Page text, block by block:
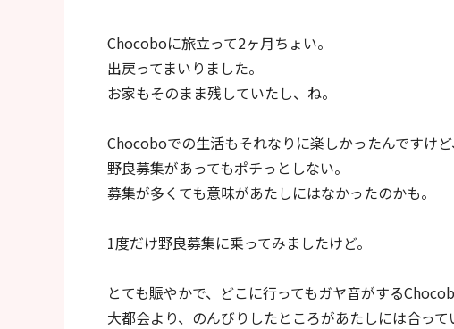
Chocoboに旅立って2ヶ月ちょい。
出戻ってまいりました。
お家もそのまま残していたし、ね。
Chocoboでの生活もそれなりに楽しかったんですけ
野良募集があってもポチっとしない。
募集が多くても意味があたしにはなかったのかも。
1度だけ野良募集に乗ってみましたけど。
とても賑やかで、どこに行ってもガヤ音がする
大都会より、のんびりしたところがあたしには合って